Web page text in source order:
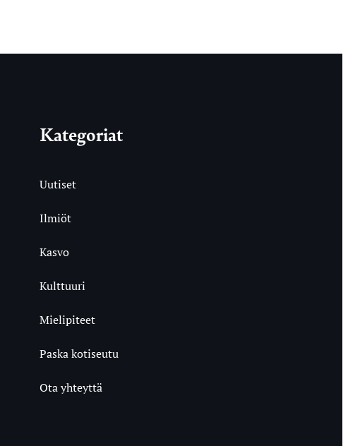
Kategoriat
Uutiset
Ilmiöt
Kasvo
Kulttuuri
Mielipiteet
Paska kotiseutu
Ota yhteyttä